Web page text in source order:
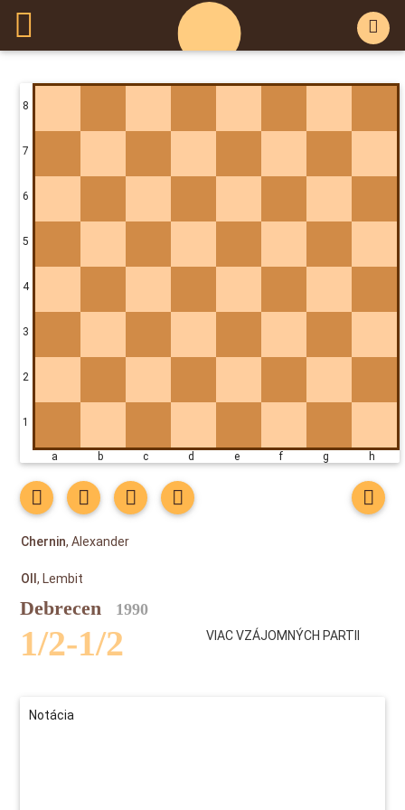
8
7
6
5
4
3
2
1
a b c d e f g h
Chernin, Alexander
Oll, Lembit
Debrecen 1990
VIAC VZÁJOMNÝCH PARTII
1/2-1/2
Notácia